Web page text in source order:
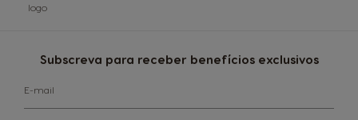
Subscreva para receber benefícios exclusivos
E-mail